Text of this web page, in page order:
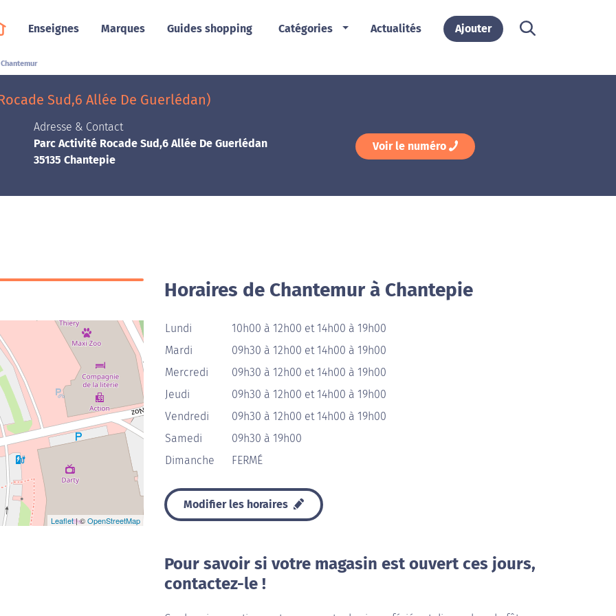
Enseignes Marques Guides shopping Catégories Actualités Ajouter
Chantemur
Sud,6 Allée De Guerlédan)
Adresse & Contact
Parc Activité Rocade Sud,6 Allée De Guerlédan
35135 Chantepie
Voir le numéro
Leaflet| ©OpenStreetMap
Horaires de Chantemur à Chantepie
Lundi
10h00 à 12h00 et 14h00 à 19h00
Mardi
09h30 à 12h00 et 14h00 à 19h00
Mercredi
09h30 à 12h00 et 14h00 à 19h00
Jeudi
09h30 à 12h00 et 14h00 à 19h00
Vendredi
09h30 à 12h00 et 14h00 à 19h00
Samedi
09h30 à 19h00
Dimanche
FERMÉ
Modifier les horaires
Pour savoir si votre magasin est ouvert ces jours,
contactez-le !